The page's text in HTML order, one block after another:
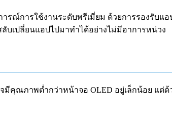
ารณ์การใช้งานระดับพรีเมี่ยม ด้วยการรองรั
บเปลี่ยนแอปไปมาทำได้อย่างไม่มีอาการหน่วง
มีคุณภาพต่ำกว่าหน้าจอ OLED อยู่เล็กน้อย แ